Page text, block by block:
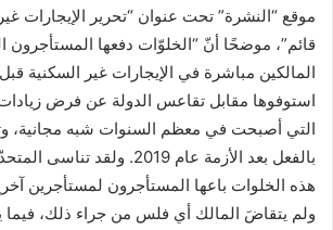
ب
ر
ك
موقع “النشرة” تحت عنوان “تحرير الإيجارات
قائم”، موضحًا أنّ “الخلوّات دفعها المستأجرون
استوفوها مقابل تقاعس الدولة عن فرض
التي أصبحت في معظم السنوات شبه مجانية،
بالفعل بعد الأزمة عام 2019.
هذه الخلوات باعها المستأجرون لمستأجرين
ولم يتقاضَ المالك أي فلس من جراء ذلك، فيما